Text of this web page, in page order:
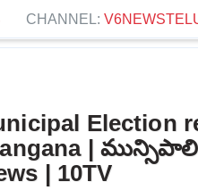
CHANNEL:
Election
|
| 10TV